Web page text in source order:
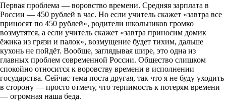
Первая проблема — воровство времени. Средняя зарплата в
России — 450 рублей в час. Но если учитель скажет «завтра все
приносят по 450 рублей», родители школьников громко
возмутятся, а если учитель скажет «завтра приносим домик
ёжика из грязи и палок», возмущение будет тихим, дальше
кухонь не пойдёт. Вообще, заглядывая шире, это одна из
главных проблем современной России. Общество слишком
спокойно относится к воровству времени в исполнении
государства. Сейчас тема поста другая, так что я не буду уходить
в сторону — просто отмечу, что терпимость к потерям времени
— огромная наша беда.